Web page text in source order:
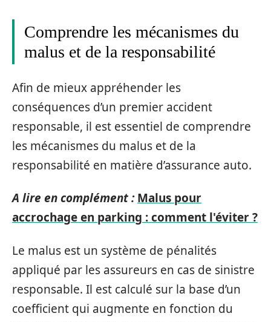
Comprendre les mécanismes du
malus et de la responsabilité
Afin de mieux appréhender les
conséquences d’un premier accident
responsable, il est essentiel de comprendre
les mécanismes du malus et de la
responsabilité en matière d’assurance auto.
A lire en complément : Malus pour
accrochage en parking : comment l'éviter ?
Le malus est un système de pénalités
appliqué par les assureurs en cas de sinistre
responsable. Il est calculé sur la base d’un
coefficient qui augmente en fonction du